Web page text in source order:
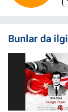
Bunlar da